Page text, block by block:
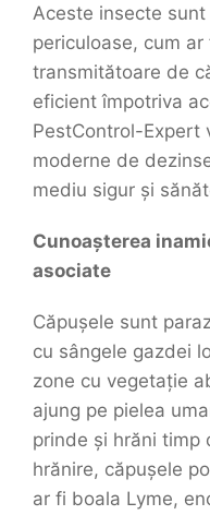
Aceste insecte
periculoase, cum
transmitătoare de
eficient împotriva
PestControl-Expert
moderne de
mediu sigur și
Cunoașterea
asociate
Căpușele sunt
cu sângele gazdei
zone cu vegetație
ajung pe pielea
prinde și hrăni timp
hrănire, căpușele
ar fi boala Lyme,